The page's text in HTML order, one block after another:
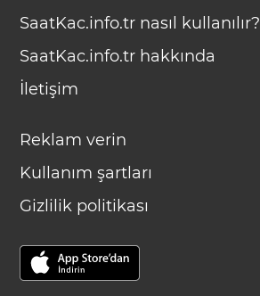
SaatKac.info.tr nasıl kullanılır?
SaatKac.info.tr hakkında
İletişim
Reklam verin
Kullanım şartları
Gizlilik politikası